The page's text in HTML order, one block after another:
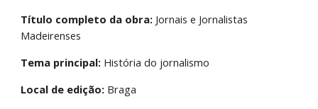
Título completo da obra: Jornais e Jornalistas
Madeirenses
Tema principal: História do jornalismo
Local de edição: Braga